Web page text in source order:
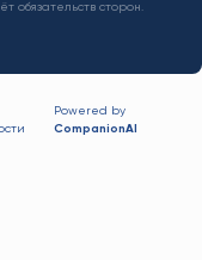
обязательств сторон.
Powered by
CompanionAI